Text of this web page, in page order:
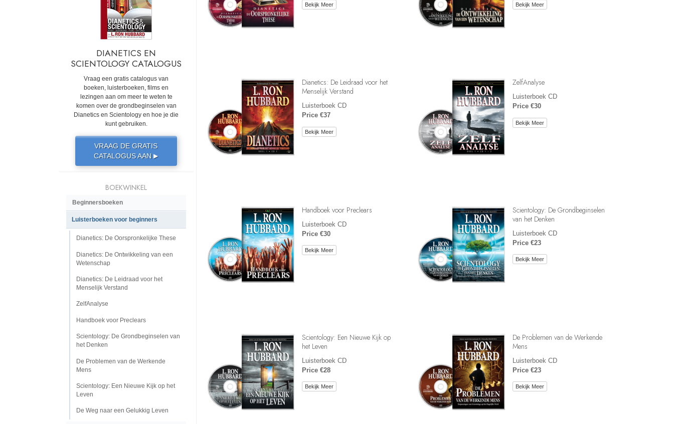
De Grondslagen van Public Relations
Bekijk Meer Bekijk Meer
Dianetics: De Leidraad voor het
Menselijk Verstand
Luisterboek CD
Price €37
Bekijk Meer
ZelfAnalyse
Luisterboek CD
Price €30
Bekijk Meer
Handboek voor Preclears
Luisterboek CD
Price €30
Bekijk Meer
Scientology: De Grondbeginselen
van het Denken
Luisterboek CD
Price €23
Bekijk Meer
Scientology: Een Nieuwe Kijk op
het Leven
Luisterboek CD
Price €28
Bekijk Meer
De Problemen van de Werkende
Mens
Luisterboek CD
Price €23
Bekijk Meer
DIANETICS EN
SCIENTOLOGY CATALOGUS
Vraag een gratis catalogus van
boeken, luisterboeken, films en
lezingen aan om meer te weten te
komen over de grondbeginselen van
Dianetics en Scientology en hoe je die
kunt gebruiken.
VRAAG DE GRATIS
CATALOGUS AAN▶
BOEKWINKEL
Beginnersboeken
Luisterboeken voor beginners
Dianetics: De Oorspronkelijke These
Dianetics: De Ontwikkeling van een
Wetenschap
Dianetics: De Leidraad voor het
Menselijk Verstand
ZelfAnalyse
Handboek voor Preclears
Scientology: De Grondbeginselen van
het Denken
De Problemen van de Werkende
Mens
Scientology: Een Nieuwe Kijk op het
Leven
De Weg naar een Gelukkig Leven